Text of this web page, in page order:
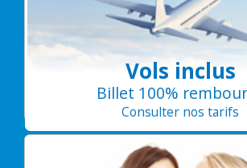
Vols inclus
Billet 100%
Consulter nos tarifs